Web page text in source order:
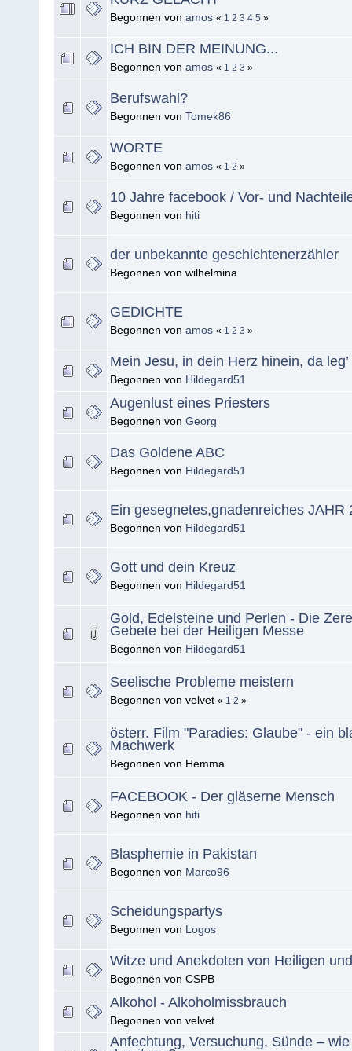
Begonnen von amos « 1 2 3 4 5 »
ICH BIN DER MEINUNG...
Begonnen von amos « 1 2 3 »
Berufswahl?
Begonnen von Tomek86
WORTE
Begonnen von amos « 1 2 »
10 Jahre facebook / Vor- und
Begonnen von hiti
der unbekannte geschichtenerzähler
Begonnen von wilhelmina
GEDICHTE
Begonnen von amos « 1 2 3 »
Mein Jesu, in dein Herz hinein, da
Begonnen von Hildegard51
Augenlust eines Priesters
Begonnen von Georg
Das Goldene ABC
Begonnen von Hildegard51
Ein gesegnetes,gnadenreiches JAHR
Begonnen von Hildegard51
Gott und dein Kreuz
Begonnen von Hildegard51
Gold, Edelsteine und Perlen - Die
Gebete bei der Heiligen Messe
Begonnen von Hildegard51
Seelische Probleme meistern
Begonnen von velvet « 1 2 »
österr. Film "Paradies: Glaube" - ein
Machwerk
Begonnen von Hemma
FACEBOOK - Der gläserne Mensch
Begonnen von hiti
Blasphemie in Pakistan
Begonnen von Marco96
Scheidungspartys
Begonnen von Logos
Witze und Anekdoten von Heiligen
Begonnen von CSPB
Alkohol - Alkoholmissbrauch
Begonnen von velvet
Anfechtung, Versuchung, Sünde –